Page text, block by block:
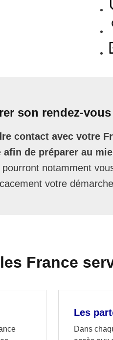
son rendez-
contact avec votre
afin de préparer au
notamment
votre
France
Les
Dans